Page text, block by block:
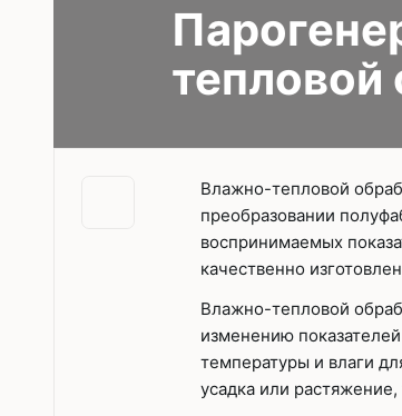
тепловой
Влажно-тепловой
преобразовании
воспринимаемых
качественно
Влажно-тепловой
изменению
температуры и влаги
усадка или